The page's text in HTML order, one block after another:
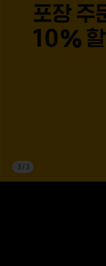
3/ 3